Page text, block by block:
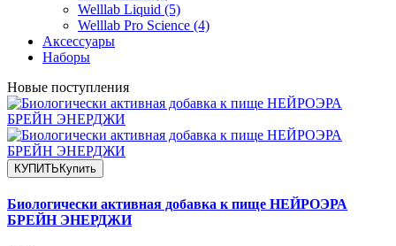
Welllab Liquid (5)
Welllab Pro Science (4)
Аксессуары
Наборы
Новые поступления
КУПИТЬ Купить
Биологически активная добавка к пище НЕЙРОЭРА
БРЕЙН ЭНЕРДЖИ